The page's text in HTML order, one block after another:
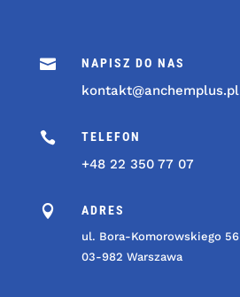
 NAPISZ DO NAS
kontakt@anchemplus.pl
 TELEFON
+48 22 350 77 07
 ADRES
ul. Bora-Komorowskiego 56
03-982 Warszawa